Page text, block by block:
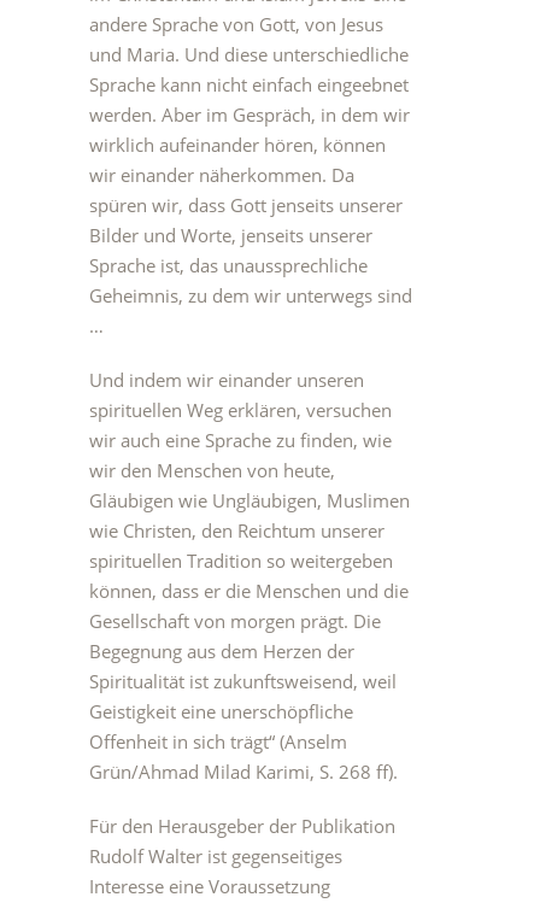
andere Sprache von Gott, von Jesus
und Maria. Und diese unterschiedliche
Sprache kann nicht einfach eingeebnet
werden. Aber im Gespräch, in dem wir
wirklich aufeinander hören, können
wir einander näherkommen. Da
spüren wir, dass Gott jenseits unserer
Bilder und Worte, jenseits unserer
Sprache ist, das unaussprechliche
Geheimnis, zu dem wir unterwegs sind
…
Und indem wir einander unseren
spirituellen Weg erklären, versuchen
wir auch eine Sprache zu finden, wie
wir den Menschen von heute,
Gläubigen wie Ungläubigen, Muslimen
wie Christen, den Reichtum unserer
spirituellen Tradition so weitergeben
können, dass er die Menschen und die
Gesellschaft von morgen prägt. Die
Begegnung aus dem Herzen der
Spiritualität ist zukunftsweisend, weil
Geistigkeit eine unerschöpfliche
Offenheit in sich trägt“ (Anselm
Grün/Ahmad Milad Karimi, S. 268 ff).
Für den Herausgeber der Publikation
Rudolf Walter ist gegenseitiges
Interesse eine Voraussetzung